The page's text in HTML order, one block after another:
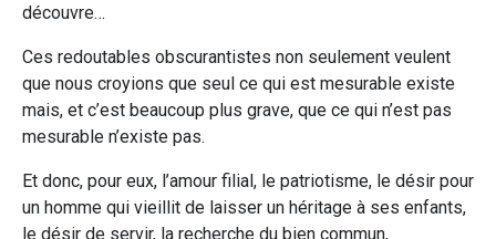
découvre…
Ces redoutables obscurantistes non seulement veulent
que nous croyions que seul ce qui est mesurable existe
mais, et c’est beaucoup plus grave, que ce qui n’est pas
mesurable n’existe pas.
Et donc, pour eux, l’amour filial, le patriotisme, le désir pour
un homme qui vieillit de laisser un héritage à ses enfants,
le désir de servir, la recherche du bien commun,